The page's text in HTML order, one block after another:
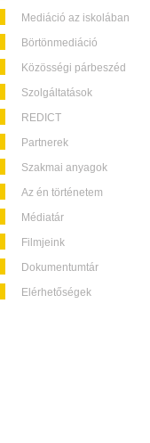
Mediáció az iskolában
Börtönmediáció
Közösségi párbeszéd
Szolgáltatások
REDICT
Partnerek
Szakmai anyagok
Az én történetem
Médiatár
Filmjeink
Dokumentumtár
Elérhetőségek